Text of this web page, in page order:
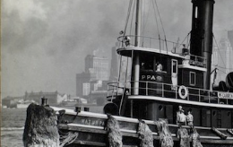
PODCAST